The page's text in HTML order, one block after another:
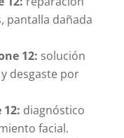
pantalla dañada
12: solución
desgaste por
12: diagnóstico
facial.